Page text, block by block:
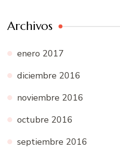
Archivos
enero 2017
diciembre 2016
noviembre 2016
octubre 2016
septiembre 2016